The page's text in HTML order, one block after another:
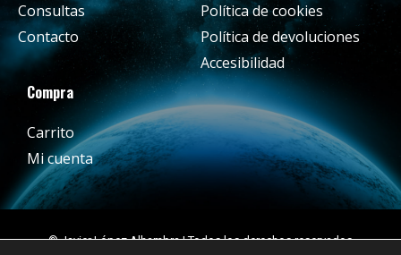
Consultas
Contacto
Política de cookies
Política de devoluciones
Accesibilidad
Compra
Carrito
Mi cuenta
© Javier López Alhambra | Todos los derechos reservados